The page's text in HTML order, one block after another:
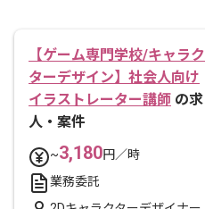
【ゲーム専門学校/キャラク
ターデザイン】社会人向け
イラストレーター講師 の求
人・案件
~3,180円／時
業務委託